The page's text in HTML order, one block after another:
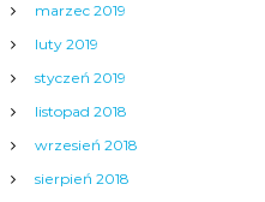
marzec 2019
luty 2019
styczeń 2019
listopad 2018
wrzesień 2018
sierpień 2018